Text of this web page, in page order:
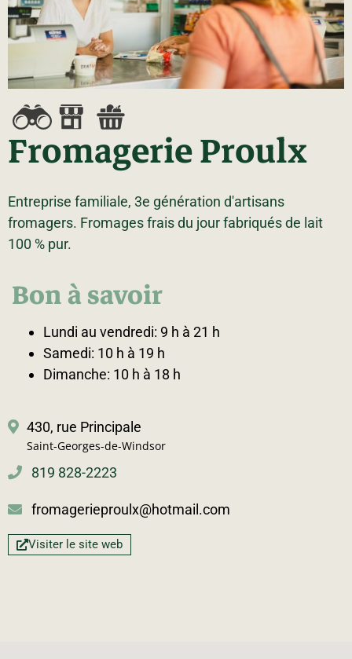
Bénévolat
Communauté d’affaires
Travailleurs autonomes
Coups de cœur
Itinéraires
Pédalez!
Fromagerie Proulx
Entreprise familiale, 3e génération d'artisans
fromagers. Fromages frais du jour fabriqués de lait
100 % pur.
Bon à savoir
Lundi au vendredi: 9 h à 21 h
Samedi: 10 h à 19 h
Dimanche: 10 h à 18 h
430, rue Principale
Saint-Georges-de-Windsor
819 828-2223
fromagerieproulx@hotmail.com
Visiter le site web